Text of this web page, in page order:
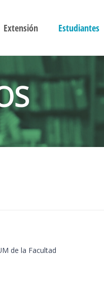
Extensión Estudiantes
de la Facultad